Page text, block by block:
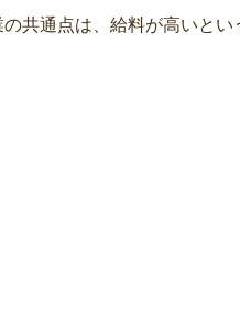
の共通点は、給料が高いと